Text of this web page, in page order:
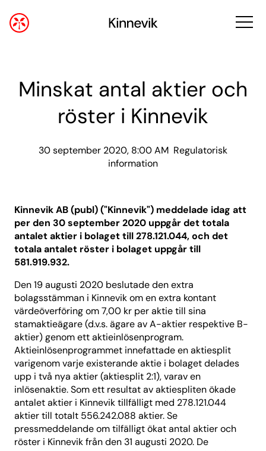
Minskat antal aktier och
röster i Kinnevik
30 september 2020, 8:00 AM Regulatorisk
information
Kinnevik AB (publ) ("Kinnevik") meddelade idag att
per den 30 september 2020 uppgår det totala
antalet aktier i bolaget till 278.121.044, och det
totala antalet röster i bolaget uppgår till
581.919.932.
Den 19 augusti 2020 beslutade den extra
bolagsstämman i Kinnevik om en extra kontant
värdeöverföring om 7,00 kr per aktie till sina
stamaktieägare (d.v.s. ägare av A-aktier respektive B-
aktier) genom ett aktieinlösenprogram.
Aktieinlösenprogrammet innefattade en aktiesplit
varigenom varje existerande aktie i bolaget delades
upp i två nya aktier (aktiesplit 2:1), varav en
inlösenaktie. Som ett resultat av aktiespliten ökade
antalet aktier i Kinnevik tillfälligt med 278.121.044
aktier till totalt 556.242.088 aktier. Se
pressmeddelande om tilfälligt ökat antal aktier och
röster i Kinnevik från den 31 augusti 2020. De